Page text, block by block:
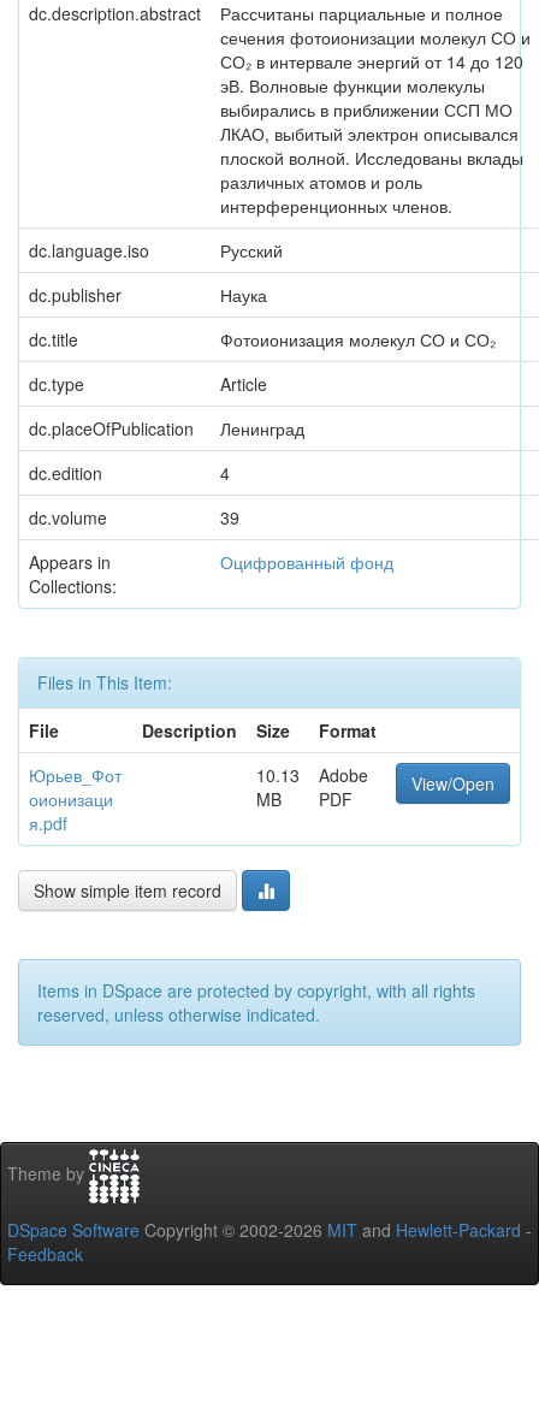
dc.description.abstract
Рассчитаны парциальные и полное
сечения фотоионизации молекул СО и
СО₂ в интервале энергий от 14 до 120
эВ. Волновые функции молекулы
выбирались в приближении ССП МО
ЛКАО, выбитый электрон описывался
плоской волной. Исследованы вклады
различных атомов и роль
интерференционных членов.
dc.language.iso
Русский
dc.publisher
Наука
dc.title
Фотоионизация молекул СО и СО₂
dc.type
Article
dc.placeOfPublication
Ленинград
dc.edition
4
dc.volume
39
Appears in
Collections:
Оцифрованный фонд
Files in This Item:
File
Description Size
Format
Юрьев_Фот
оионизаци
я.pdf
10.13
MB
Adobe
PDF
View/Open
Show simple item record
Items in DSpace are protected by copyright, with all rights
reserved, unless otherwise indicated.
Theme by
DSpace Software Copyright © 2002-2026 MIT and Hewlett-Packard -
Feedback